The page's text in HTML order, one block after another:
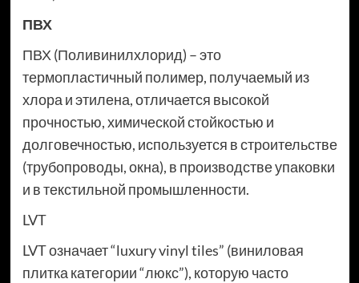
ПВХ
ПВХ (Поливинилхлорид) – это
термопластичный полимер, получаемый из
хлора и этилена, отличается высокой
прочностью, химической стойкостью и
долговечностью, используется в строительстве
(трубопроводы, окна), в производстве упаковки
и в текстильной промышленности.
LVT
LVT означает “luxury vinyl tiles” (виниловая
плитка категории “люкс”), которую часто